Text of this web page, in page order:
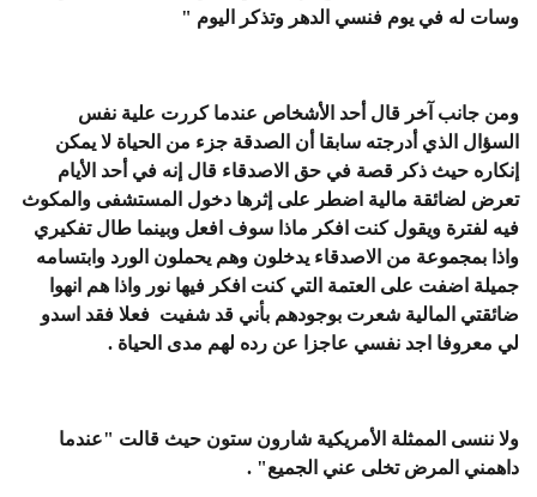
وسات له في يوم فنسي الدهر وتذكر اليوم "
ومن جانب آخر قال أحد الأشخاص عندما كررت علية نفس
السؤال الذي أدرجته سابقا أن الصدقة جزء من الحياة لا يمكن
إنكاره حيث ذكر قصة في حق الاصدقاء قال إنه في أحد الأيام
تعرض لضائقة مالية اضطر على إثرها دخول المستشفى والمكوث
فيه لفترة ويقول كنت افكر ماذا سوف افعل وبينما طال تفكيري
واذا بمجموعة من الاصدقاء يدخلون وهم يحملون الورد وابتسامه
جميلة اضفت على العتمة التي كنت افكر فيها نور واذا هم انهوا
ضائقتي المالية شعرت بوجودهم بأني قد شفيت فعلا فقد اسدو
لي معروفا اجد نفسي عاجزا عن رده لهم مدى الحياة .
ولا ننسى الممثلة الأمريكية شارون ستون حيث قالت "عندما
داهمني المرض تخلى عني الجميع" .